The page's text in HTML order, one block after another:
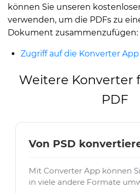
können Sie unseren
verwenden, um die PDFs zu
Dokument zusammenzufügen:
Zugriff auf die Konverter
Weitere Konverter
PDF
Von PSD
Mit Converter App können
in viele andere Formate